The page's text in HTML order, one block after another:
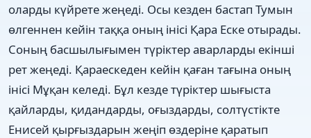
оларды күйрете жеңеді. Осы кезден бастап Тумын
өлгеннен кейін таққа оның інісі Қара Еске отырады.
Соның басшылығымен түріктер аварларды екінші
рет жеңеді. Қараескеден кейін қаған тағына оның
інісі Мұқан келеді. Бұл кезде түріктер шығыста
қайларды, қидандарды, оғыздарды, солтүстікте
Енисей қырғыздарын жеңіп өздеріне қаратып